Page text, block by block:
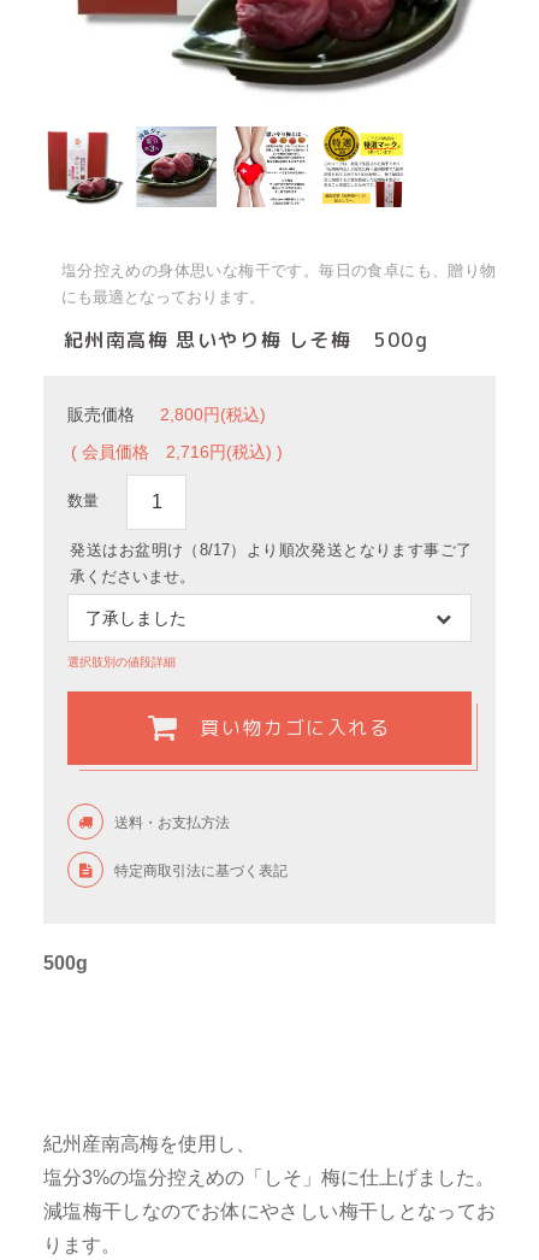
塩分控えめの身体思いな梅干です。毎日の食卓にも、贈り物
にも最適となっております。
紀州南高梅 思いやり梅 しそ梅 500g
販売価格
2,800円(税込)
( 会員価格
2,716円(税込) )
数量
発送はお盆明け（8/17）より順次発送となります事ご了
承くださいませ。
選択肢別の値段詳細
買い物カゴに入れる
送料・お支払方法
特定商取引法に基づく表記
500g
紀州産南高梅を使用し、
塩分3%の塩分控えめの「しそ」梅に仕上げました。
減塩梅干しなのでお体にやさしい梅干しとなってお
ります。